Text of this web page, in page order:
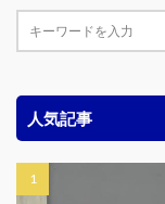
人気記事